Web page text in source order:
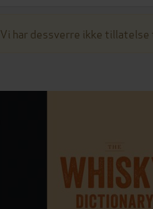
Vi har dessverre ikke tillatelse